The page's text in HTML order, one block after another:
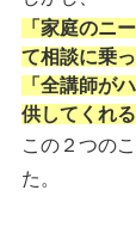
「家庭のニ
て相談に乗
「全講師が
供してくれる
この２つの
た。